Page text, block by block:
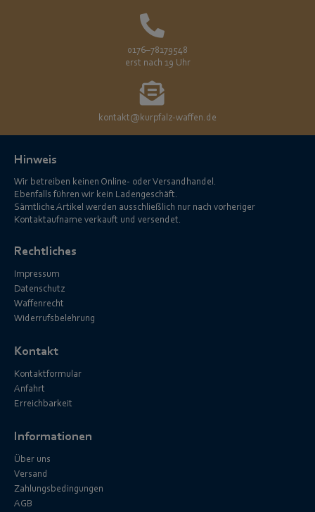
0176–78179548
erst nach 19 Uhr
kontakt@kurpfalz-waffen.de
Hinweis
Wir betreiben keinen Online- oder Versandhandel.
Ebenfalls führen wir kein Ladengeschäft.
Sämtliche Artikel werden ausschließlich nur nach vorheriger
Kontaktaufname verkauft und versendet.
Rechtliches
Impressum
Datenschutz
Waffenrecht
Widerrufsbelehrung
Kontakt
Kontaktformular
Anfahrt
Erreichbarkeit
Informationen
Über uns
Versand
Zahlungsbedingungen
AGB